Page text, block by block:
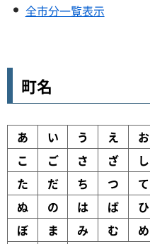
全市分一覧表示
町名
あ い う え お
こ
ご さ ざ し
た
だ ち つ て
ぬ
の は ば ひ
ぼ
ま み む め